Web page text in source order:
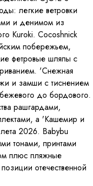
легкие ветровки
и денимом из
Kuroki. Cocoshnick
побережьем,
фетровые шляпы с
'Снежная
и замши с тиснением
до бордового.
рашгардами,
а 'Кашемир и
2026. Babybu
тонами, принтами
плюс пляжные
отечественной